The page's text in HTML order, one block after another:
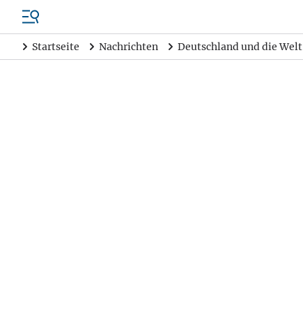
Startseite Nachrichten Deutschland und die Welt